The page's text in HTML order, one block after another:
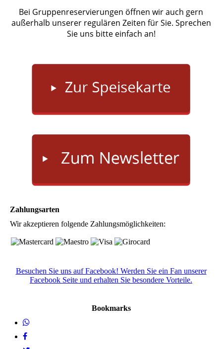
Bei Gruppenreservierungen öffnen wir auch gern
außer­halb unserer regulären Zeiten für Sie. Sprechen
Sie uns bitte einfach an!
Zahlungsarten
Wir akzeptieren folgende Zahlungsmöglichkeiten:
Besuchen Sie uns auf Facebook! Werden Sie ein Fan unserer
Facebook Seite und erhalten Sie besondere Vorteile.
Bookmarks